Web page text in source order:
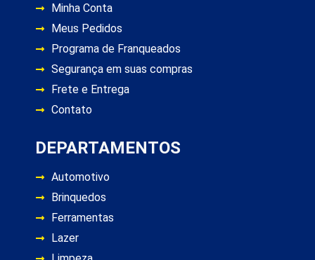
Minha Conta
Meus Pedidos
Programa de Franqueados
Segurança em suas compras
Frete e Entrega
Contato
DEPARTAMENTOS
Automotivo
Brinquedos
Ferramentas
Lazer